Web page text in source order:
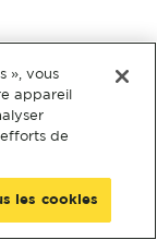
», vous
appareil
de
les cookies